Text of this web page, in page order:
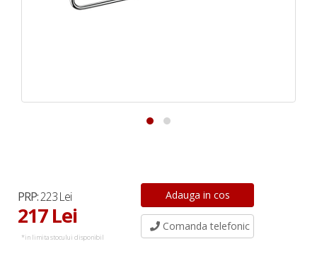
PRP:223 Lei
217 Lei
*in limita stocului disponibil
Comanda telefonic